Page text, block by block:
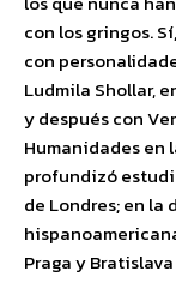
con los gringos.
con
Ludmila Shollar,
y después con
Humanidades en
profundizó
de Londres; en la
Praga y